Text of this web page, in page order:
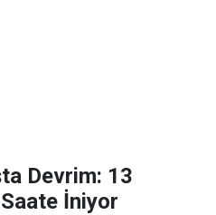
Devrim: 13
İniyor